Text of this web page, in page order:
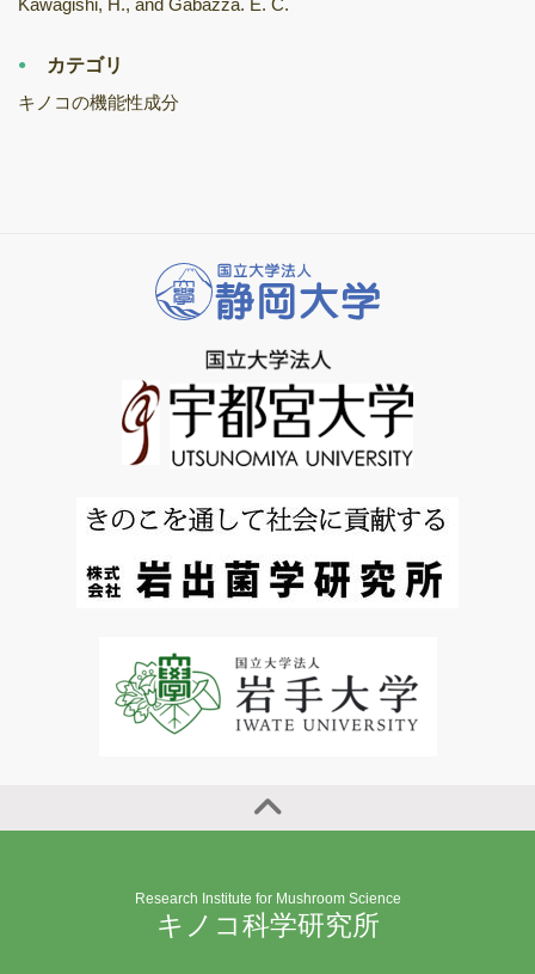
Kawagishi, H., and Gabazza. E. C.
カテゴリ
キノコの機能性成分
Research Institute for Mushroom Science
キノコ科学研究所